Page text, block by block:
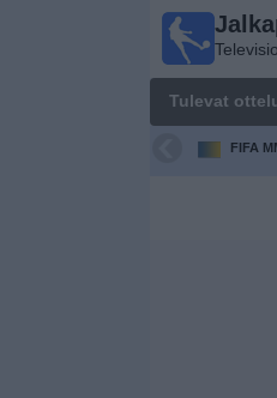
Tulevat
FIFA
Jalkapallo
televisiossa
Televisioitujen
otteluiden opas